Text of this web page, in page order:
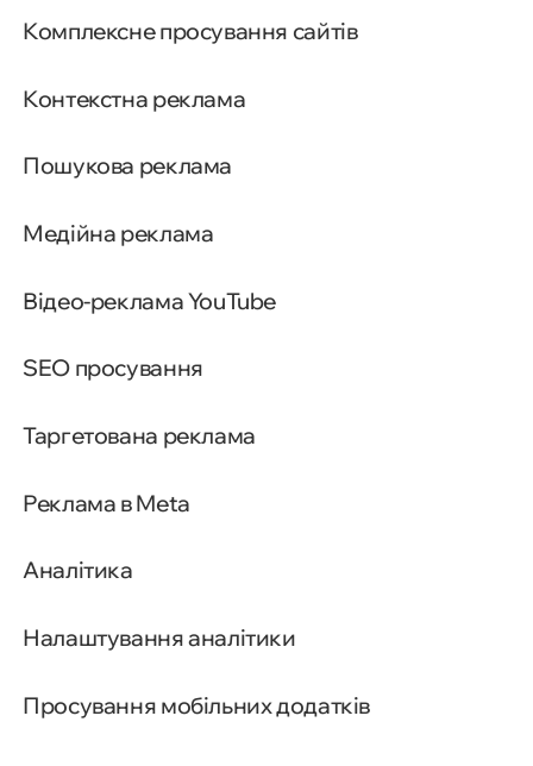
Комплексне просування сайтів
Контекстна реклама
Пошукова реклама
Медійна реклама
Відео-реклама YouTube
SEO просування
Таргетована реклама
Реклама в Meta
Аналітика
Налаштування аналітики
Просування мобільних додатків